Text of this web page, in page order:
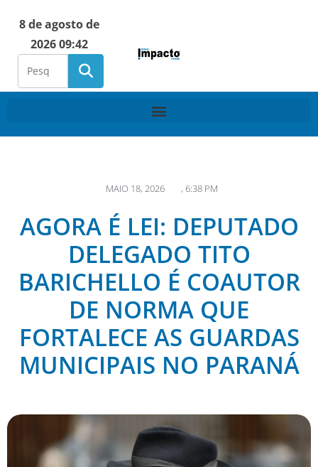
8 de agosto de
2026 09:42
MAIO 18, 2026 , 6:38 PM
AGORA É LEI: DEPUTADO
DELEGADO TITO
BARICHELLO É COAUTOR
DE NORMA QUE
FORTALECE AS GUARDAS
MUNICIPAIS NO PARANÁ